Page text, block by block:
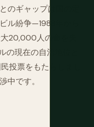
のギャップは国の定
ル紛争—1988年から
20,000人の命を失
現在の自治地位と
投票をもたらしまし
中です。